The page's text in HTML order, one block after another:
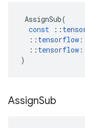
AssignSub(
const
::
:: tensorflow
:: tensorflow
)
AssignSub